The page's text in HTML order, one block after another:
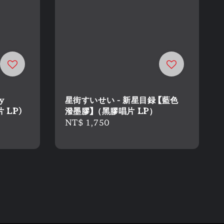
LP)
星街すいせい - 新星目録 【藍色
潑墨膠】（黑膠唱片 LP）
Regular
NT$ 1,750